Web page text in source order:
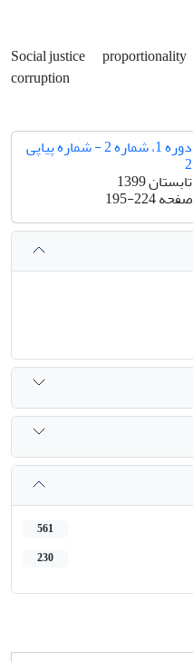
Social justice proportionality
corruption
دوره 1، شماره 2 - شماره پیاپی
2
تابستان 1399
صفحه195-224
561
230